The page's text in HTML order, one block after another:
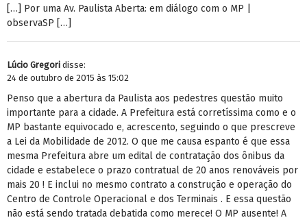
[…] Por uma Av. Paulista Aberta: em diálogo com o MP |
observaSP […]
Lúcio Gregori disse:
24 de outubro de 2015 às 15:02
Penso que a abertura da Paulista aos pedestres questão muito
importante para a cidade. A Prefeitura está corretíssima como e o
MP bastante equivocado e, acrescento, seguindo o que prescreve
a Lei da Mobilidade de 2012. O que me causa espanto é que essa
mesma Prefeitura abre um edital de contratação dos ônibus da
cidade e estabelece o prazo contratual de 20 anos renováveis por
mais 20 ! E inclui no mesmo contrato a construção e operação do
Centro de Controle Operacional e dos Terminais . E essa questão
não está sendo tratada debatida como merece! O MP ausente! A